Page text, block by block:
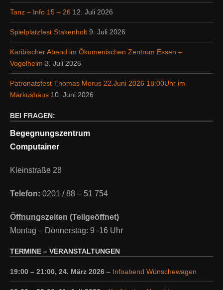
Tanz – Info 15 – 26 12. Juli 2026
Spielplatzfest Stakenholt 9. Juli 2026
Karibischer Abend im Ökumenischen Zentrum Essen –
Vogelheim 3. Juli 2026
Patronatsfest Thomas Morus 22.Juni 2026 18:00Uhr im
Markushaus 10. Juni 2026
BEI FRAGEN:
Begegnungszentrum
Computainer
Kleinstraße 28
Telefon: 0201 / 88 – 51 754
Öffnungszeiten (Teilgeöffnet)
Montag – Donnerstag: 9–16 Uhr
TERMINE – VERANSTALTUNGEN
19:00 – 21:00, 24. März 2026 – Infoabend Wünschewagen